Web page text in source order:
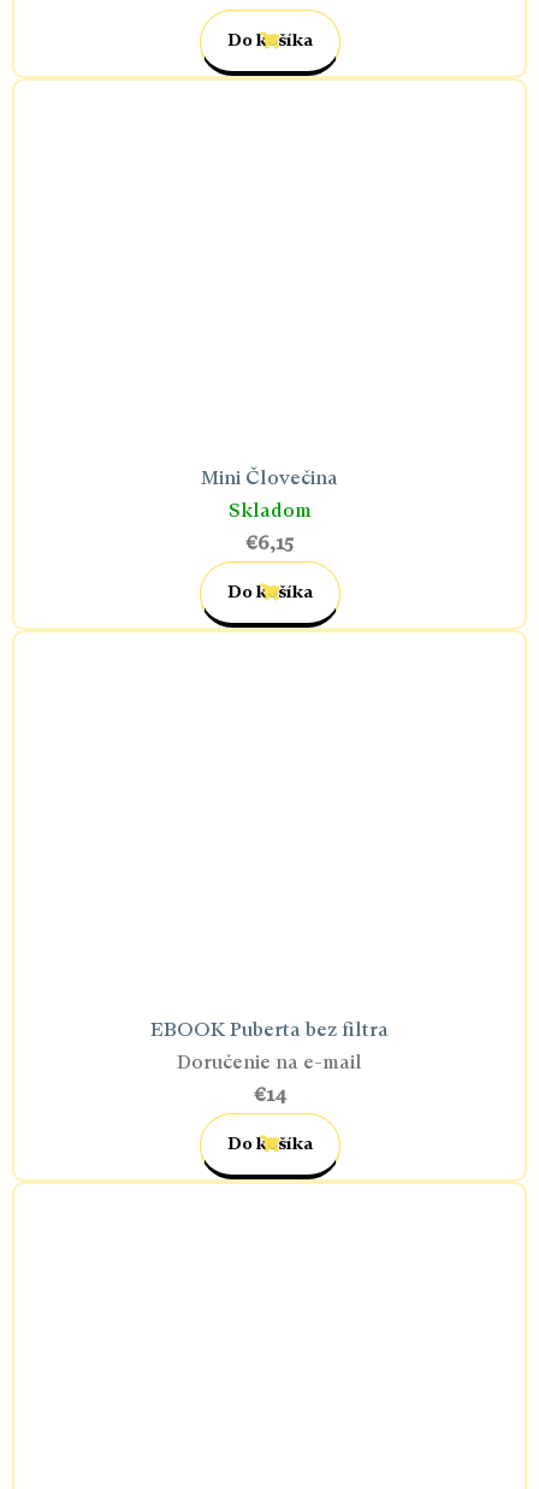
Do košíka
Mini Človečina
Skladom
€6,15
Do košíka
EBOOK Puberta bez filtra
Doručenie na e-mail
€14
Do košíka